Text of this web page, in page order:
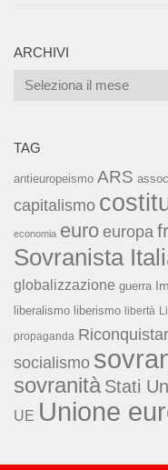
ARCHIVI
Archivi
TAG
antieuropeismo ARS
capitalismo
economia euro europa
Sovranista
globalizzazione guerra
liberalismo liberismo libertà
propaganda
socialismo
sovranità Stati
UE Unione